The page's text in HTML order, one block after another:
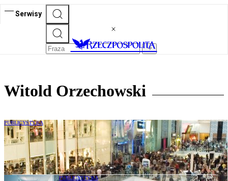
Serwisy
Witold Orzechowski
PUBLICYSTYKA
Witold Orzechowski: Zakaźny „Psi
patrol”
PUBLICYSTYKA